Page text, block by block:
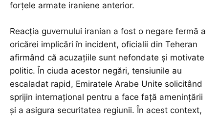
forțele armate iraniene anterior.
Reacția guvernului iranian a fost o negare fermă a
oricărei implicări în incident, oficialii din Teheran
afirmând că acuzațiile sunt nefondate și motivate
politic. În ciuda acestor negări, tensiunile au
escaladat rapid, Emiratele Arabe Unite solicitând
sprijin internațional pentru a face față amenințării
și a asigura securitatea regiunii. În acest context,